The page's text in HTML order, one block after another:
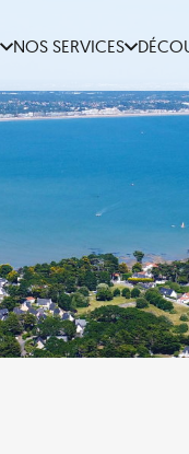
NOS SERVICES